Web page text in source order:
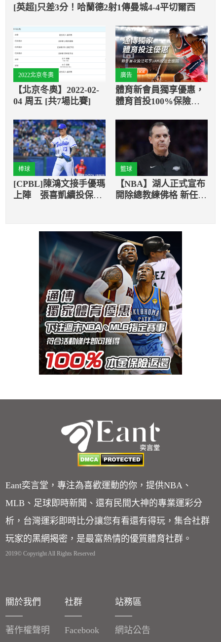
[英超]只差3分！哈蘭德2射1傳曼城4-4平切爾西
2022北京冬奧
【北京冬奧】2022-02-
04 周五 [共7場比賽]
廣告
體育新會員獨享優惠，
體育首投100%保險返
棒球
[CPBL]陳鴻文接手優瑪
上陣 張喜凱續投保留
籃球
【NBA】湖人正式宣布
開除總教練佛格 新任人
Eant奕言堂，專注為喜歡運動的你，提供NBA、
MLB、足球即時新聞、還有民間大神的專業運彩分
析，台灣運彩即時比分讓您有看還有得玩，集合社群
玩家的黑網揭密，是最富熱情的優質體育社群。
2019© Copyright All Rights Reserved
關於我們
著作權聲明
社群
Facebook
站務區
網站公告